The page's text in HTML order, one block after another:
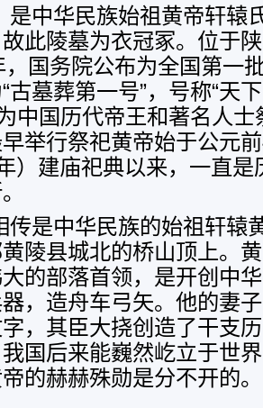
是中华民族始祖黄帝轩辕
此陵墓为衣冠冢。位于
，国务院公布为全国第一
古墓葬第一号”，号称“天
中国历代帝王和著名人
举行祭祀黄帝始于公元
）建庙祀典以来，一直
传是中华民族的始祖轩辕
陵县城北的桥山顶上。
的部落首领，是开创中
，造舟车弓矢。他的妻
，其臣大挠创造了干支
国后来能巍然屹立于世
的赫赫殊勋是分不开的。